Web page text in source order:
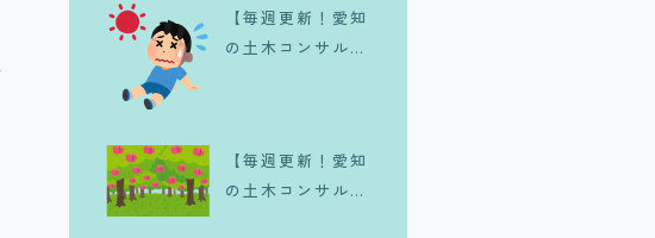
体験したい、皆既
日食のリアル
【毎週更新！愛知
の土木コンサル日
【毎週更新！愛知
の土木コンサル日